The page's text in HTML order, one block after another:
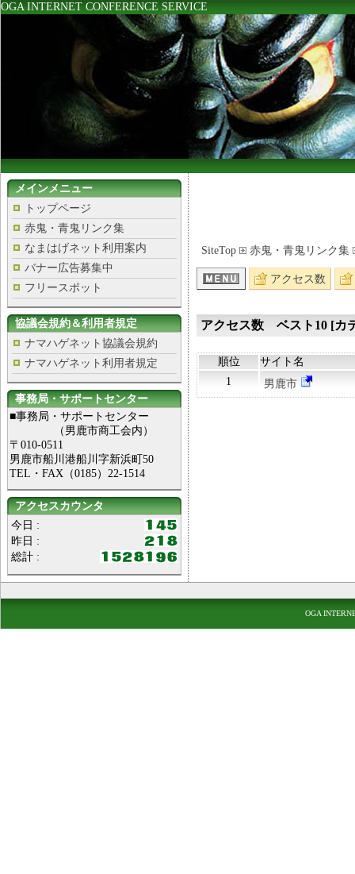
OGA INTERNET CONFERENCE SERVICE
メインメニュー
トップページ
赤鬼・青鬼リンク集
なまはげネット利用案内
バナー広告募集中
フリースポット
協議会規約＆利用者規定
ナマハゲネット協議会規約
ナマハゲネット利用者規定
事務局・サポートセンター
■事務局・サポートセンター
（男鹿市商工会内）
〒010-0511
男鹿市船川港船川字新浜町50
TEL・FAX（0185）22-1514
アクセスカウンタ
今日 :
昨日 :
総計 :
SiteTop 赤鬼・青鬼リンク集
アクセス数
アクセス数 ベスト10 [カ
順位
サイト名
1
男鹿市
OGA